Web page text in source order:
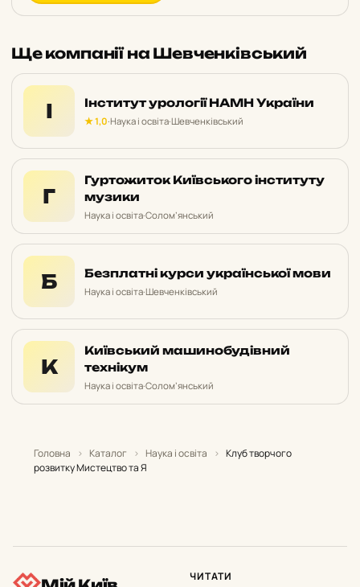
Ще компанії на Шевченківський
І Інститут урології НАМН України
★ 1,0·Наука і освіта·Шевченківський
Г
Гуртожиток Київського інституту
музики
Наука і освіта·Солом’янський
Б Безплатні курси української мови
Наука і освіта·Шевченківський
К
Київський машинобудівний
технікум
Наука і освіта·Солом’янський
Головна › Каталог › Наука і освіта › Клуб творчого
розвитку Мистецтво та Я
ЧИТАТИ